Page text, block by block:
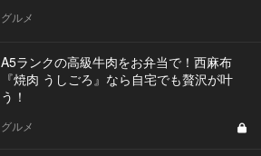
グルメ
A5ランクの高級牛肉をお弁当で！西麻布
『焼肉 うしごろ』なら自宅でも贅沢が叶
う！
グルメ